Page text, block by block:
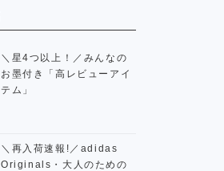
＼星4つ以上！／みんなの
お墨付き「高レビューアイ
テム」
＼再入荷速報!／adidas
Originals・大人のための